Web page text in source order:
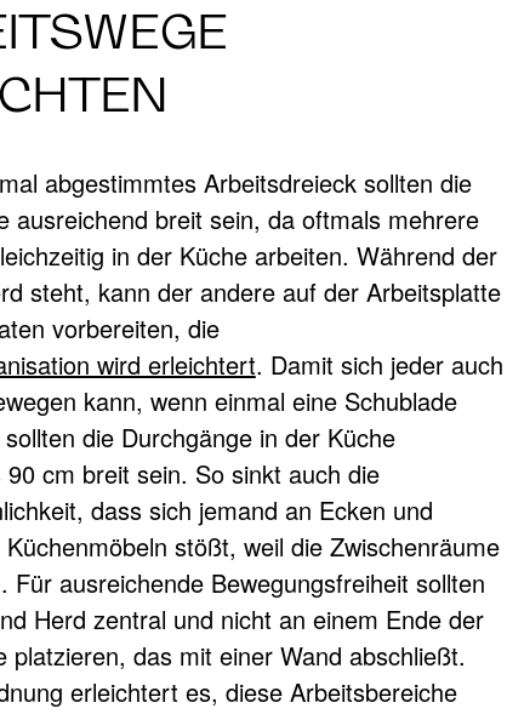
abgestimmtes Arbeitsdreieck sollten die
ausreichend breit sein, da oftmals mehrere
in der Küche arbeiten. Während der
steht, kann der andere auf der Arbeitsplatte
vorbereiten, die
wird erleichtert. Damit sich jeder auch
kann, wenn einmal eine Schublade
die Durchgänge in der Küche
90 cm breit sein. So sinkt auch die
dass sich jemand an Ecken und
stößt, weil die Zwischenräume
Für ausreichende Bewegungsfreiheit sollten
Herd zentral und nicht an einem Ende der
platzieren, das mit einer Wand abschließt.
erleichtert es, diese Arbeitsbereiche